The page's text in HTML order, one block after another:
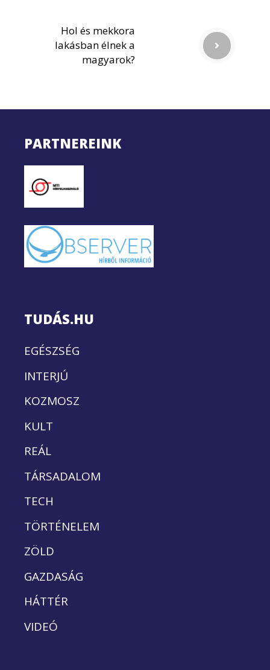
Hol és mekkora
lakásban élnek a
magyarok?
PARTNEREINK
TUDÁS.HU
EGÉSZSÉG
INTERJÚ
KOZMOSZ
KULT
REÁL
TÁRSADALOM
TECH
TÖRTÉNELEM
ZÖLD
GAZDASÁG
HÁTTÉR
VIDEÓ